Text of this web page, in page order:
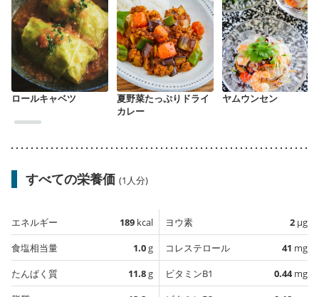
ロールキャベツ
夏野菜たっぷりドライ
カレー
ヤムウンセン
すべての栄養価 (1人分)
エネルギー 189 kcal
食塩相当量
1.0g
たんぱく質
11.8g
ヨウ素 2 µg
コレステロール
41 mg
ビタミンB1
0.44mg